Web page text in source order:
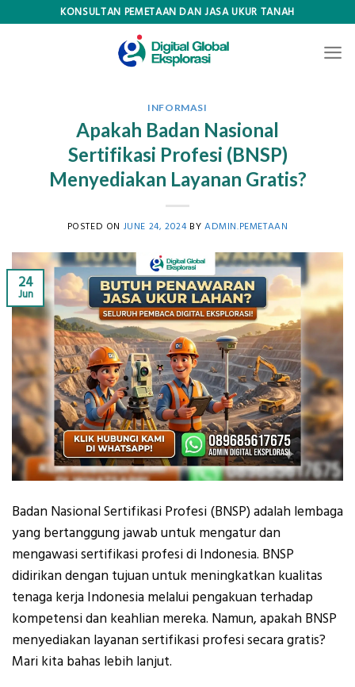
KONSULTAN PEMETAAN DAN JASA UKUR TANAH
INFORMASI
Apakah Badan Nasional
Sertifikasi Profesi (BNSP)
Menyediakan Layanan Gratis?
POSTED ON JUNE 24, 2024BY ADMIN.PEMETAAN
24
Jun
Badan Nasional Sertifikasi Profesi (BNSP) adalah lembaga
yang bertanggung jawab untuk mengatur dan
mengawasi sertifikasi profesi di Indonesia. BNSP
didirikan dengan tujuan untuk meningkatkan kualitas
tenaga kerja Indonesia melalui pengakuan terhadap
kompetensi dan keahlian mereka. Namun, apakah BNSP
menyediakan layanan sertifikasi profesi secara gratis?
Mari kita bahas lebih lanjut.